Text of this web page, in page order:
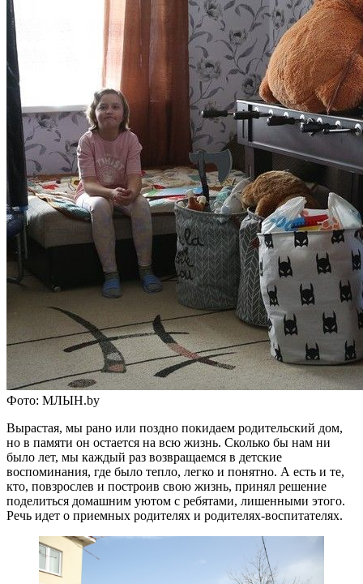
Фото: МЛЫН.by
Вырастая, мы рано или поздно покидаем родительский дом,
но в памяти он остается на всю жизнь. Сколько бы нам ни
было лет, мы каждый раз возвращаемся в детские
воспоминания, где было тепло, легко и понятно. А есть и те,
кто, повзрослев и построив свою жизнь, принял решение
поделиться домашним уютом с ребятами, лишенными этого.
Речь идет о приемных родителях и родителях-воспитателях.